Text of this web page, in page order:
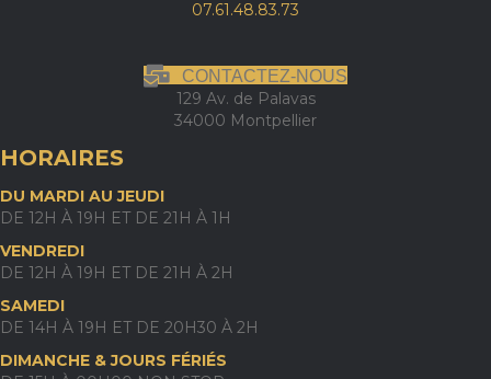
07.61.48.83.73
CONTACTEZ-NOUS
129 Av. de Palavas
34000 Montpellier
HORAIRES
DU MARDI AU JEUDI
DE 12H À 19H ET DE 21H À 1H
VENDREDI
DE 12H À 19H ET DE 21H À 2H
SAMEDI
DE 14H À 19H ET DE 20H30 À 2H
DIMANCHE & JOURS FÉRIÉS